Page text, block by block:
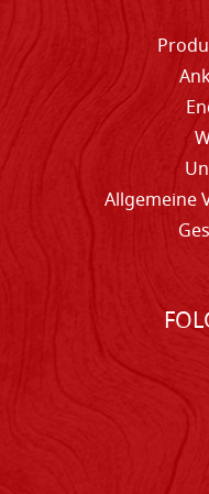
Allgemeine